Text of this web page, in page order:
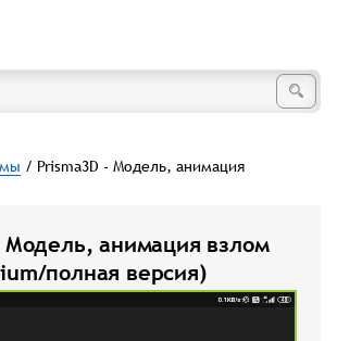
/ Prisma3D - Модель, анимация
Модель, анимация взлом
полная версия)